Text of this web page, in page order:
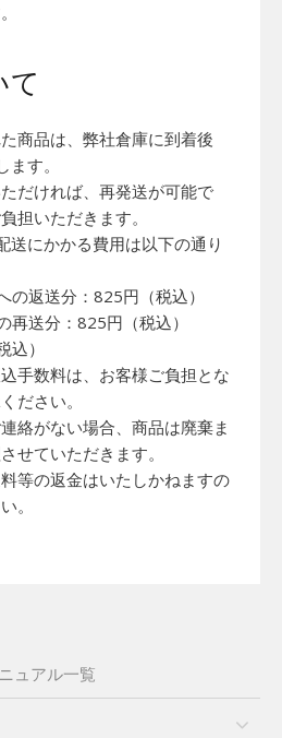
て
商品は、弊社倉庫に到着後
ます。
だければ、再発送が可能で
担いただきます。
送にかかる費用は以下の通り
返送分：825円（税込）
送分：825円（税込）
）
手数料は、お客様ご負担とな
ださい。
絡がない場合、商品は廃棄ま
せていただきます。
等の返金はいたしかねますの
。
ュアル一覧